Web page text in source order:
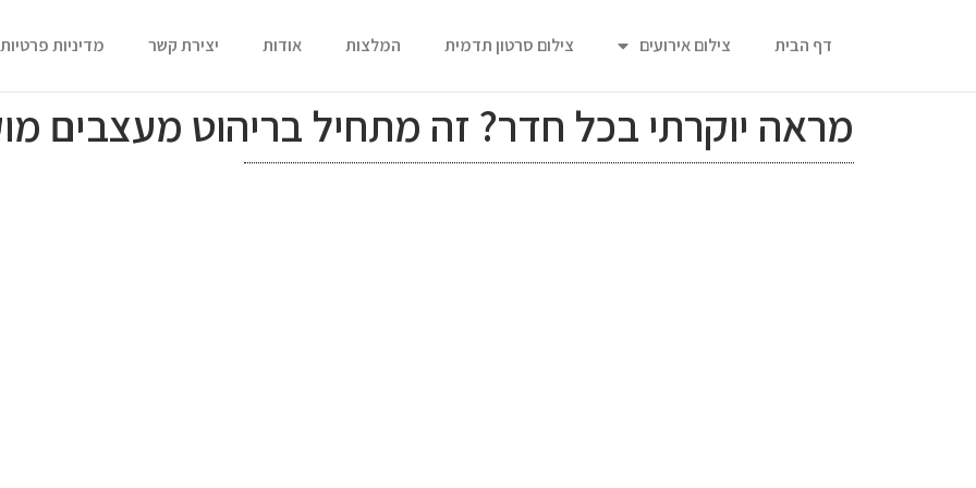
דף הבית צילום אירועים צילום סרטון תדמית המלצות אודות יצירת קשר מדיניות פרטיות
מראה יוקרתי בכל חדר? זה מתחיל בריהוט מעצבים